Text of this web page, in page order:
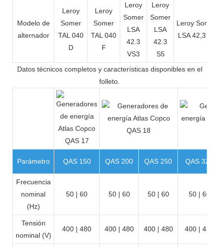
Modelo de
alternador
Leroy
Somer
TAL 040
D
Leroy
Somer
TAL 040
F
Leroy
Somer
LSA
42.3
VS3
Leroy
Somer
LSA
42.3
S5
Leroy Somer
LSA 42,3 L9
Datos técnicos completos y características disponibles en el
folleto.
Parámetro QAS 150 QAS 200 QAS 250 QAS 325
Frecuencia
nominal
(Hz)
50 | 60 50 | 60 50 | 60 50 | 60
Tensión
nominal (V)
400 | 480 400 | 480 400 | 480 400 | 480